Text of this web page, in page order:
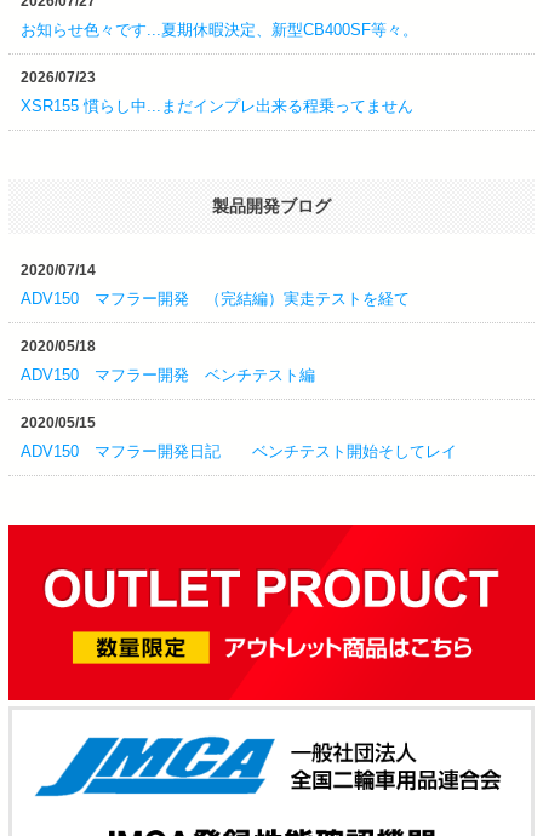
ン
お知らせ色々です...夏期休暇決定、新型CB400SF等々。
2026/07/23
XSR155 慣らし中...まだインプレ出来る程乗ってません
製品開発ブログ
2020/07/14
ADV150 マフラー開発 （完結編）実走テストを経て
2020/05/18
ADV150 マフラー開発 ベンチテスト編
2020/05/15
ADV150 マフラー開発日記 ベンチテスト開始そしてレイ